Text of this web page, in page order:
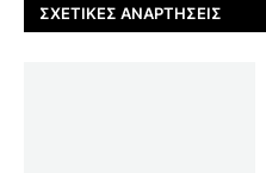
ΣΧΕΤΙΚΈΣ ΑΝΑΡΤΉΣΕΙΣ